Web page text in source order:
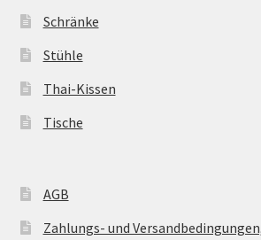
Schränke
Stühle
Thai-Kissen
Tische
AGB
Zahlungs- und